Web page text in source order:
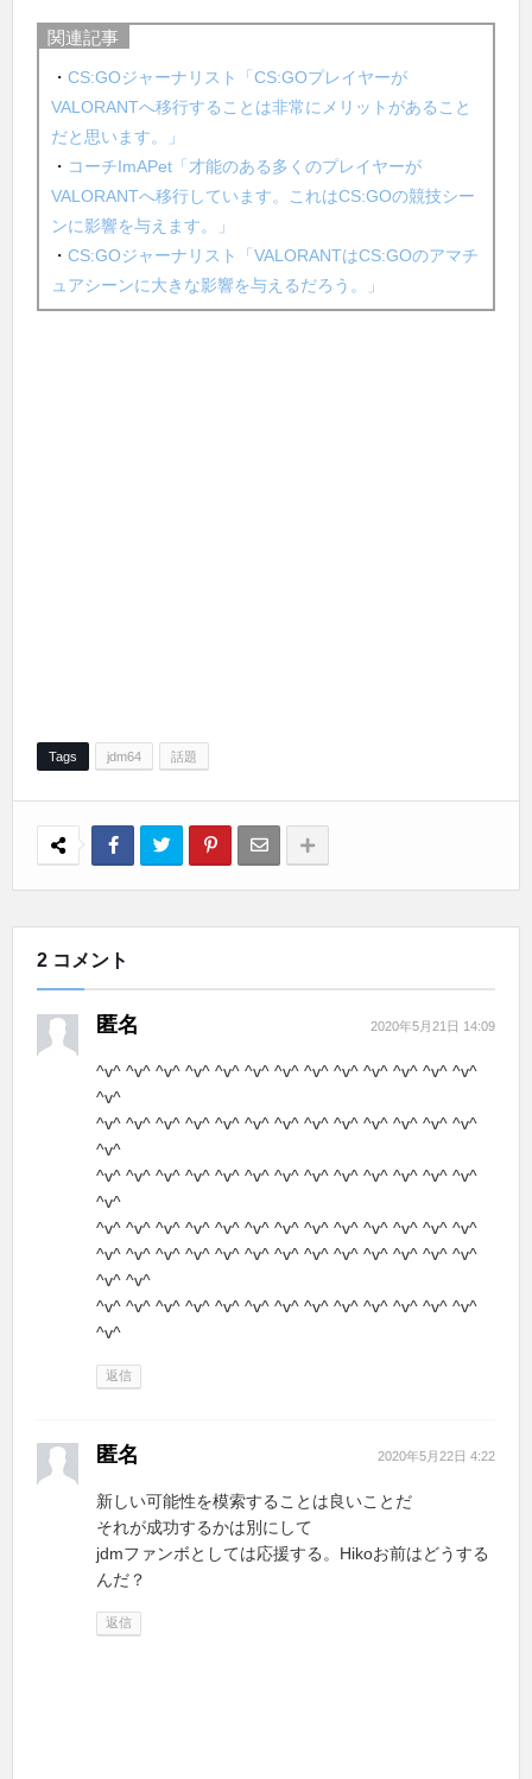
関連記事
・ CS:GOジャーナリスト「CS:GOプレイヤーが
VALORANTへ移行することは非常にメリットがあること
だと思います。」
・ コーチImAPet「才能のある多くのプレイヤーが
VALORANTへ移行しています。これはCS:GOの競技シー
ンに影響を与えます。」
・ CS:GOジャーナリスト「VALORANTはCS:GOのアマチ
ュアシーンに大きな影響を与えるだろう。」
Tags jdm64 話題
2 コメント
匿名 2020年5月21日 14:09
^v^ ^v^ ^v^ ^v^ ^v^ ^v^ ^v^ ^v^ ^v^ ^v^ ^v^ ^v^ ^v^
^v^
^v^ ^v^ ^v^ ^v^ ^v^ ^v^ ^v^ ^v^ ^v^ ^v^ ^v^ ^v^ ^v^
^v^
^v^ ^v^ ^v^ ^v^ ^v^ ^v^ ^v^ ^v^ ^v^ ^v^ ^v^ ^v^ ^v^
^v^
^v^ ^v^ ^v^ ^v^ ^v^ ^v^ ^v^ ^v^ ^v^ ^v^ ^v^ ^v^ ^v^
^v^ ^v^ ^v^ ^v^ ^v^ ^v^ ^v^ ^v^ ^v^ ^v^ ^v^ ^v^ ^v^
^v^ ^v^
^v^ ^v^ ^v^ ^v^ ^v^ ^v^ ^v^ ^v^ ^v^ ^v^ ^v^ ^v^ ^v^
^v^
返信
匿名 2020年5月22日 4:22
新しい可能性を模索することは良いことだ
それが成功するかは別にして
jdmファンボとしては応援する。Hikoお前はどうする
んだ？
返信